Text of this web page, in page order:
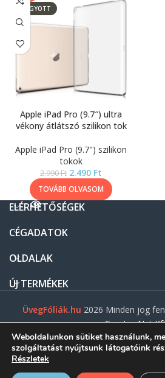
ELFOGYOTT
Apple iPad Pro (9.7″) ultra
vékony átlátszó szilikon tok
Apple iPad Pro (9.7") szilikon
tokok
2.990Ft 2.490 Ft
TOVÁBB OLVASOM
ELÉRHETŐSÉGEK
CÉGADATOK
OLDALAK
ÚJ TERMÉKEK
ÜvegFóliák.hu 2026 Minden jog
Gasztro Net
Weboldalunkon sütiket használunk,
szolgáltatást nyújtsunk látogatóink
Részletek